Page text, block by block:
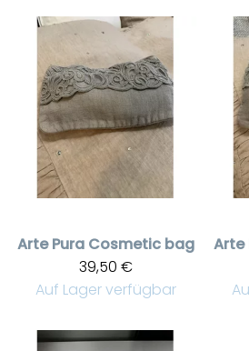
Arte Pura Cosmetic bag
39,50 €
Auf Lager verfügbar
Arte